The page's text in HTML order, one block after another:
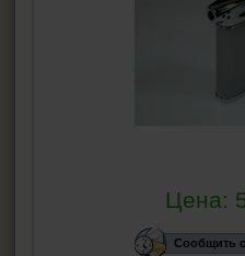
Цена:
Сообщить